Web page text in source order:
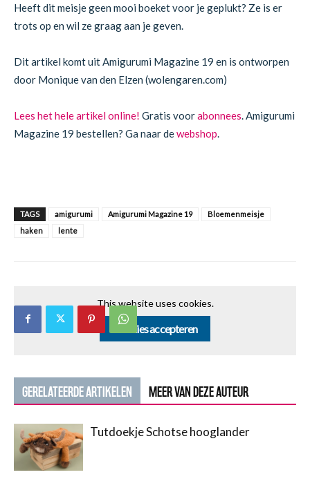
Heeft dit meisje geen mooi boeket voor je geplukt? Ze is er
trots op en wil ze graag aan je geven.
Dit artikel komt uit Amigurumi Magazine 19 en is ontworpen
door Monique van den Elzen (wolengaren.com)
Lees het hele artikel online! Gratis voorabonnees . Amigurumi
Magazine 19 bestellen? Ga naar dewebshop
TAGS amigurumi Amigurumi Magazine 19
Bloemenmeisje
haken
lente
This website uses cookies.
Cookies accepteren
GERELATEERDE ARTIKELEN MEER VAN DEZE AUTEUR
Tutdoekje Schotse hooglander